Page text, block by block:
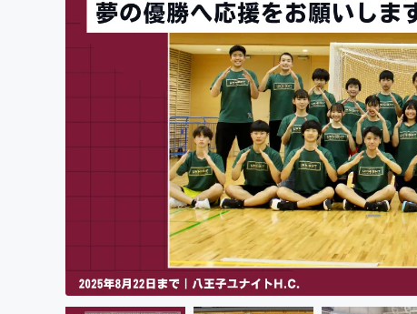
映像・映画
ビジネス・起業
まちづくり・地域活性化